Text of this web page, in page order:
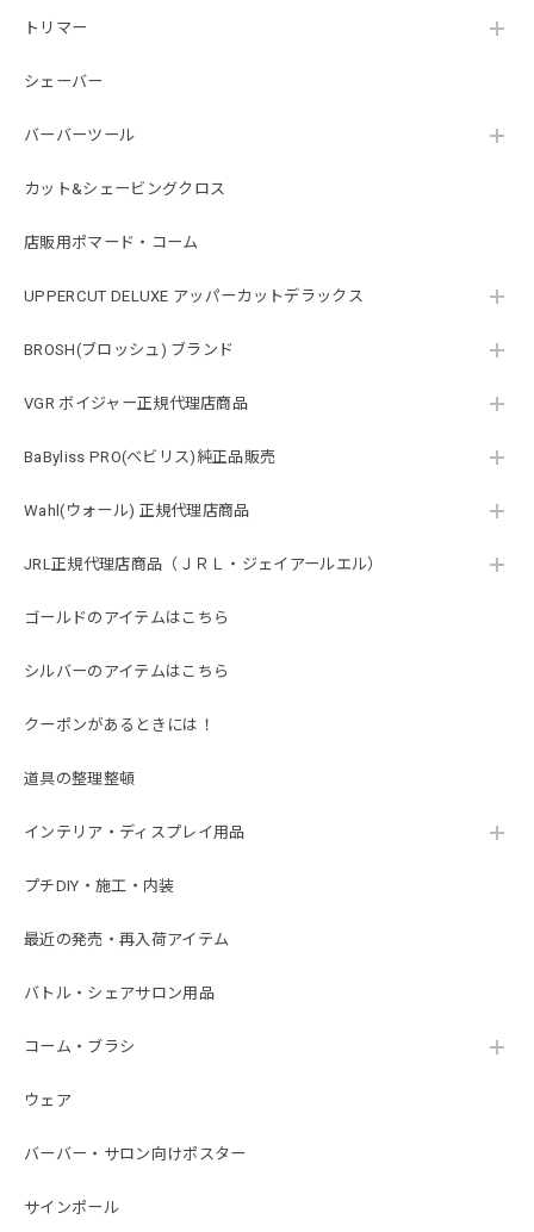
トリマー
シェーバー
バーバーツール
カット&シェービングクロス
店販用ポマード・コーム
UPPERCUT DELUXE アッパーカットデラックス
BROSH(ブロッシュ) ブランド
VGR ボイジャー正規代理店商品
BaByliss PRO(ベビリス)純正品販売
Wahl(ウォール) 正規代理店商品
JRL正規代理店商品（ＪＲＬ・ジェイアールエル）
ゴールドのアイテムはこちら
シルバーのアイテムはこちら
クーポンがあるときには！
道具の整理整頓
インテリア・ディスプレイ用品
プチDIY・施工・内装
最近の発売・再入荷アイテム
バトル・シェアサロン用品
コーム・ブラシ
ウェア
バーバー・サロン向けポスター
サインポール